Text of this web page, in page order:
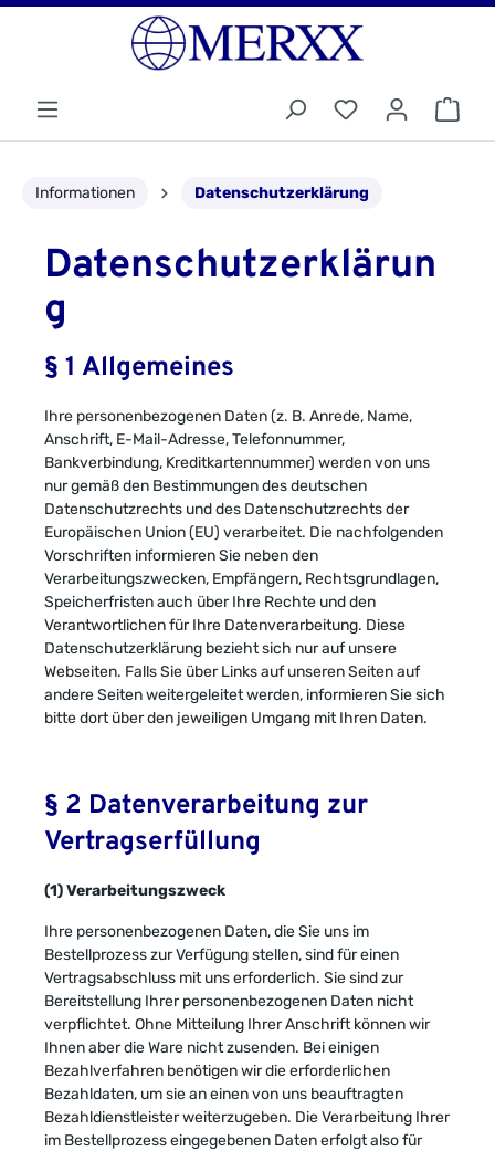
Informationen Datenschutzerklärung
Datenschutzerklärun
g
§ 1 Allgemeines
Ihre personenbezogenen Daten (z. B. Anrede, Name,
Anschrift, E-Mail-Adresse, Telefonnummer,
Bankverbindung, Kreditkartennummer) werden von uns
nur gemäß den Bestimmungen des deutschen
Datenschutzrechts und des Datenschutzrechts der
Europäischen Union (EU) verarbeitet. Die nachfolgenden
Vorschriften informieren Sie neben den
Verarbeitungszwecken, Empfängern, Rechtsgrundlagen,
Speicherfristen auch über Ihre Rechte und den
Verantwortlichen für Ihre Datenverarbeitung. Diese
Datenschutzerklärung bezieht sich nur auf unsere
Webseiten. Falls Sie über Links auf unseren Seiten auf
andere Seiten weitergeleitet werden, informieren Sie sich
bitte dort über den jeweiligen Umgang mit Ihren Daten.
§ 2 Datenverarbeitung zur
Vertragserfüllung
(1) Verarbeitungszweck
Ihre personenbezogenen Daten, die Sie uns im
Bestellprozess zur Verfügung stellen, sind für einen
Vertragsabschluss mit uns erforderlich. Sie sind zur
Bereitstellung Ihrer personenbezogenen Daten nicht
verpflichtet. Ohne Mitteilung Ihrer Anschrift können wir
Ihnen aber die Ware nicht zusenden. Bei einigen
Bezahlverfahren benötigen wir die erforderlichen
Bezahldaten, um sie an einen von uns beauftragten
Bezahldienstleister weiterzugeben. Die Verarbeitung Ihrer
im Bestellprozess eingegebenen Daten erfolgt also für